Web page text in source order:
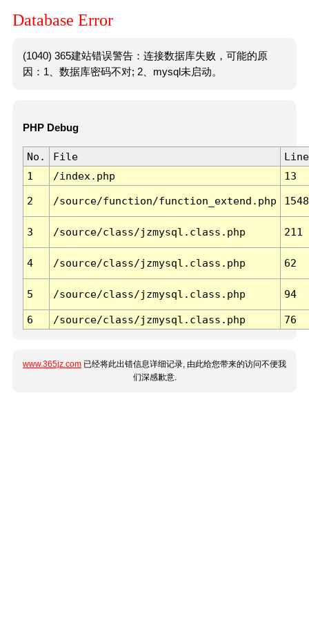
Database Error
(1040) 365建站错误警告：连接数据库失败，可能的原
因：1、数据库密码不对; 2、mysql未启动。
PHP Debug
No. File
Line
1
/index.php 13
2 /source/function/function_extend.php 1548
3 /source/class/jzmysql.class.php 211
4 /source/class/jzmysql.class.php 62
5 /source/class/jzmysql.class.php 94
6 /source/class/jzmysql.class.php 76
www.365jz.com 已经将此出错信息详细记录, 由此给您带来的访问不便我
们深感歉意.